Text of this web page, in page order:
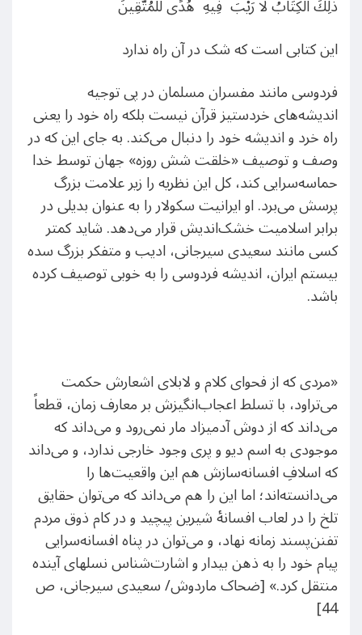
ذَلِكَ الْكِتَابُ لَا رَيْبَ ۛ فِيهِ ۛ هُدًى لِّلْمُتَّقِينَ
این کتابی است که شک در آن راه ندارد
فردوسی مانند مفسران مسلمان در پی توجیه
اندیشه‌های خردستیز قرآن نیست بلکه راه خود را یعنی
راه خرد و اندیشه خود را دنبال می‌کند. به جای این که در
وصف و توصیف «خلقت شش روزه» جهان توسط خدا
حماسه‌سرایی کند، کل این نظریه را زیر علامت بزرگ
پرسش می‌برد. او ایرانیت سکولار را به عنوان بدیلی در
برابر اسلامیت خشک‌اندیش قرار می‌دهد. شاید کمتر
کسی مانند سعیدی سیرجانی، ادیب و متفکر بزرگ سده
بیستم ایران، اندیشه فردوسی را به خوبی توصیف کرده
باشد.
«مردی که از فحوای کلام و لابلای اشعارش حکمت
می‌تراود، با تسلط اعجاب‌انگیزش بر معارف زمان، قطعاً
می‌داند که از دوش آدمیزاد مار نمی‌رود و می‌داند که
موجودی به اسم دیو و پری وجود خارجی ندارد، و می‌داند
که اسلافِ افسانه‌سازش هم این واقعیت‌ها را
می‌دانسته‌اند؛ اما این را هم می‌داند که می‌توان حقایق
تلخ را در لعاب افسانۀ شیرین پیچید و در کام ذوق مردم
تفنن‌پسند زمانه نهاد، و می‌توان در پناه افسانه‌سرایی
پیام خود را به ذهن بیدار و اشارت‌شناس نسلهای آینده
منتقل کرد.» [ضحاک ماردوش/ سعیدی سیرجانی، ص
44]